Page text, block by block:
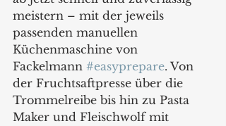
meistern – mit der jeweils
passenden manuellen
Küchenmaschine von
Fackelmann #easyprepare. Von
der Fruchtsaftpresse über die
Trommelreibe bis hin zu Pasta
Maker und Fleischwolf mit